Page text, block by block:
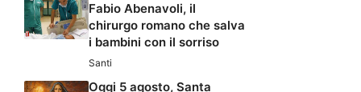
Fabio Abenavoli, il
chirurgo romano che salva
i bambini con il sorriso
Santi
Oggi 5 agosto, Santa